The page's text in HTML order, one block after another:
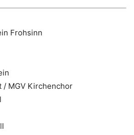
Frohsinn
/ MGV Kirchenchor